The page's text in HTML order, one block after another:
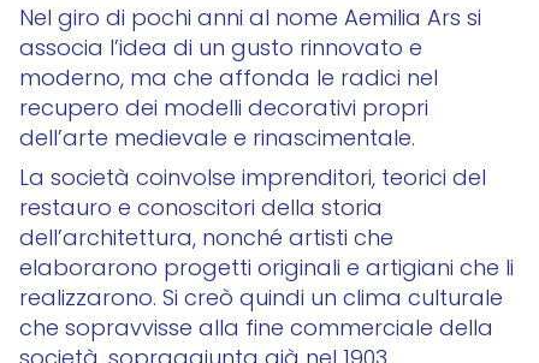
Nel giro di pochi anni al nome Aemilia Ars si
associa l’idea di un gusto rinnovato e
moderno, ma che affonda le radici nel
recupero dei modelli decorativi propri
dell’arte medievale e rinascimentale.
La società coinvolse imprenditori, teorici del
restauro e conoscitori della storia
dell’architettura, nonché artisti che
elaborarono progetti originali e artigiani che li
realizzarono. Si creò quindi un clima culturale
che sopravvisse alla fine commerciale della